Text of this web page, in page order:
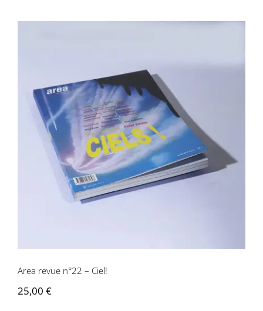
Area revue n°22 – Ciel!
Area revue n°22 – Ciel!
25,00 €